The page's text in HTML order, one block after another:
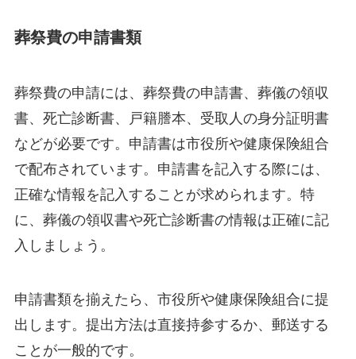
葬祭費の申請書類
葬祭費の申請には、葬祭費の申請書、葬儀の領収
書、死亡診断書、戸籍謄本、受取人の身分証明書
などが必要です。申請書は市役所や健康保険組合
で配布されています。申請書を記入する際には、
正確な情報を記入することが求められます。特
に、葬儀の領収書や死亡診断書の情報は正確に記
入しましょう。
申請書類を揃えたら、市役所や健康保険組合に提
出します。提出方法は直接持参するか、郵送する
ことが一般的です。